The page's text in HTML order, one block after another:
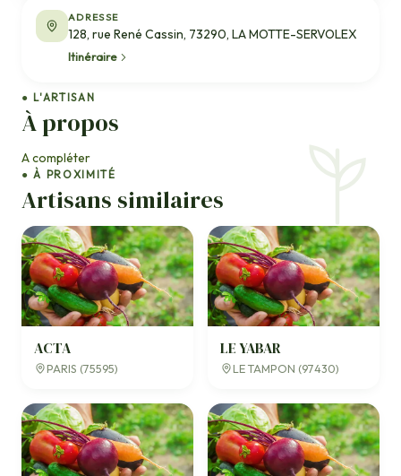
● L'ARTISAN
À propos
A compléter
● À PROXIMITÉ
Artisans similaires
ACTA
PARIS (75595)
LE YABAR
LE TAMPON (97430)
ADRESSE
128, rue René Cassin, 73290, LA MOTTE-SERVOLEX
Itinéraire